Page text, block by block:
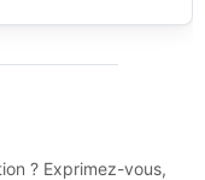
? Exprimez-vous,